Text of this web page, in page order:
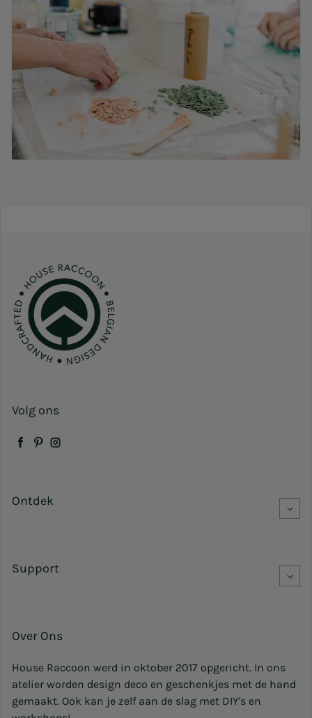
Volg ons
Facebook
Pinterest
Instagram
Ontdek
Support
Over Ons
House Raccoon werd in oktober 2017 opgericht. In ons
atelier worden design deco en geschenkjes met de hand
gemaakt. Ook kan je zelf aan de slag met DIY's en